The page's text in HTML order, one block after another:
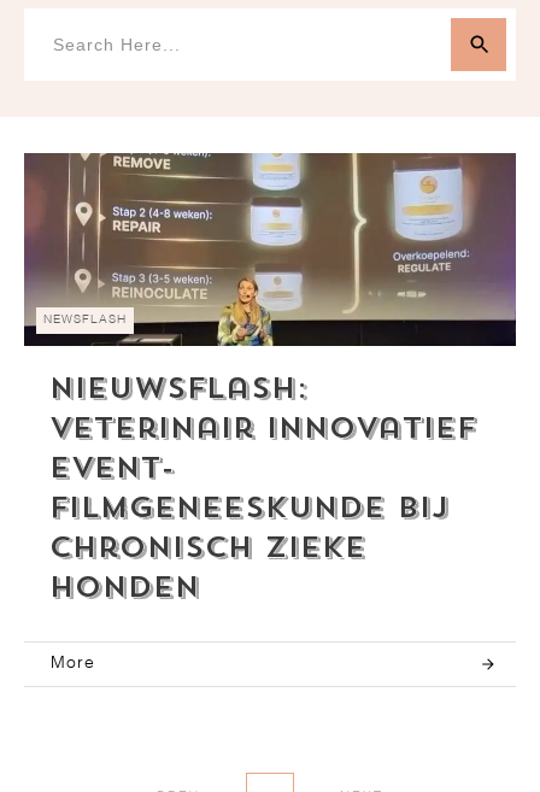
NEWSFLASH
Nieuwsflash:
Veterinair Innovatief
Event-
Filmgeneeskunde Bij
Chronisch Zieke
Honden
More